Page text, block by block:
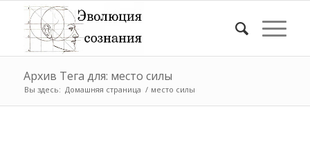
Архив Тега для: место силы
Вы здесь: Домашняя страница / место силы